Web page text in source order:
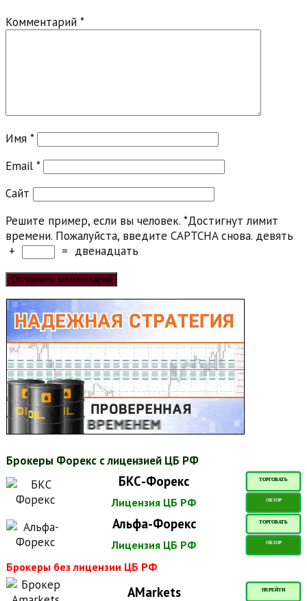
Комментарий *
Имя *
Email *
Сайт
Решите пример, если вы человек. *Достигнут лимит
времени. Пожалуйста, введите CAPTCHA снова. девять
+
= двенадцать
Брокеры Форекс с лицензией ЦБ РФ
БКС-Форекс ТОРГОВАТЬ
Лицензия ЦБ РФ ОБЗОР
Альфа-Форекс ТОРГОВАТЬ
Лицензия ЦБ РФ ОБЗОР
Брокеры без лицензии ЦБ РФ
AMarkets ПЕРЕЙТИ